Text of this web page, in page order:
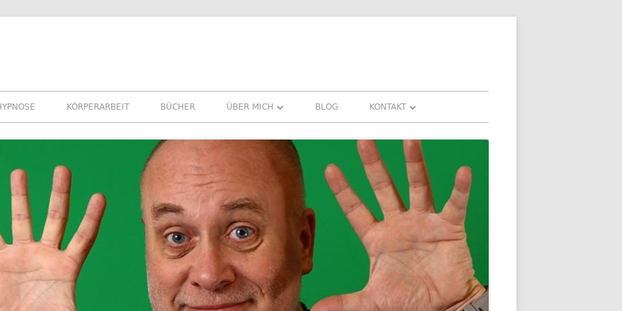
KÖRPERARBEIT BÜCHER ÜBER MICH
REFERENZEN ERFAHRUNGEN UND
NEWSLETTER
BLOG KONTAKT
DOWNLOADS
FAQ
DATENSCHUTZ
IMPRESSUM